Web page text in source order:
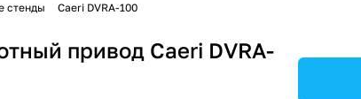
стенды Caeri DVRA-100
привод Caeri DVRA-